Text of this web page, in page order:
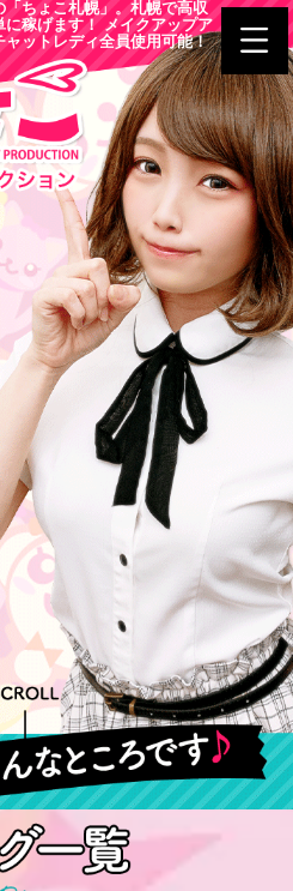
ちょこ札幌」。札幌で高収
稼げます！ メイクアップア
ットレディ全員使用可能！